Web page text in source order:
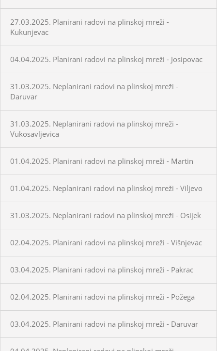
27.03.2025. Planirani radovi na plinskoj mreži -
Kukunjevac
04.04.2025. Planirani radovi na plinskoj mreži - Josipovac
31.03.2025. Neplanirani radovi na plinskoj mreži -
Daruvar
31.03.2025. Neplanirani radovi na plinskoj mreži -
Vukosavljevica
01.04.2025. Planirani radovi na plinskoj mreži - Martin
01.04.2025. Neplanirani radovi na plinskoj mreži - Viljevo
31.03.2025. Neplanirani radovi na plinskoj mreži - Osijek
02.04.2025. Planirani radovi na plinskoj mreži - Višnjevac
03.04.2025. Planirani radovi na plinskoj mreži - Pakrac
02.04.2025. Planirani radovi na plinskoj mreži - Požega
03.04.2025. Planirani radovi na plinskoj mreži - Daruvar